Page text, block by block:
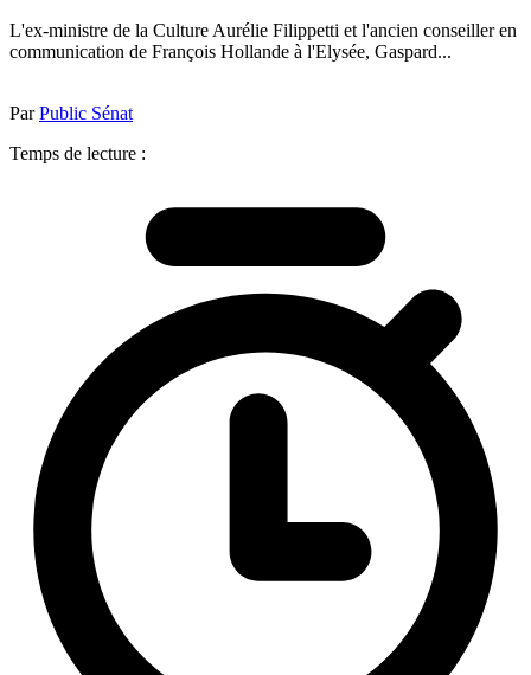
L'ex-ministre de la Culture Aurélie Filippetti et l'ancien conseiller en
communication de François Hollande à l'Elysée, Gaspard...
ParPublic Sénat
Temps de lecture :